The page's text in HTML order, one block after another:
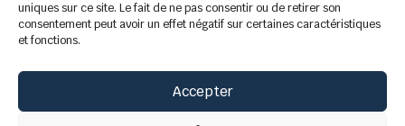
uniques sur ce site. Le fait de ne pas consentir ou de retirer son
consentement peut avoir un effet négatif sur certaines caractéristiques
et fonctions.
Accepter